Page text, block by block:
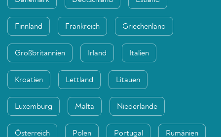
Finnland Frankreich Griechenland
Großbritannien Irland Italien
Kroatien Lettland Litauen
Luxemburg Malta Niederlande
Österreich Polen Portugal Rumänien